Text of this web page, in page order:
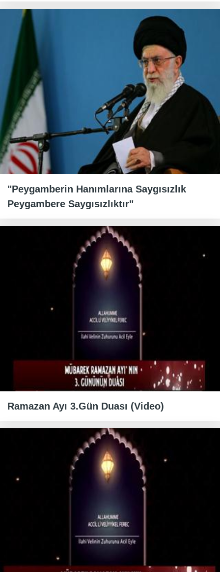
"Peygamberin Hanımlarına Saygısızlık
Peygambere Saygısızlıktır"
Ramazan Ayı 3.Gün Duası (Video)